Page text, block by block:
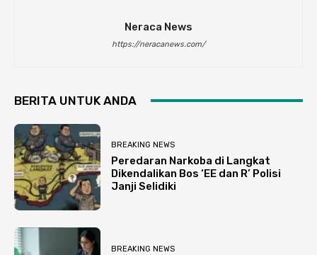
Neraca News
https://neracanews.com/
BERITA UNTUK ANDA
BREAKING NEWS
Peredaran Narkoba di Langkat
Dikendalikan Bos ‘EE dan R’ Polisi
Janji Selidiki
BREAKING NEWS